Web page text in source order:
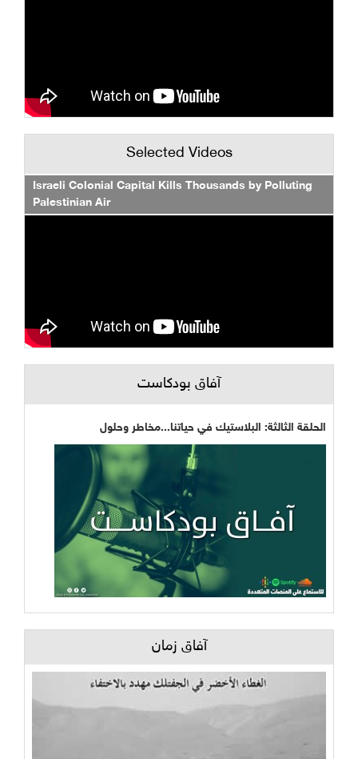
Selected Videos
Israeli Colonial Capital Kills Thousands by Polluting
Palestinian Air
آفاق بودكاست
الحلقة الثالثة: البلاستيك في حياتنا...مخاطر وحلول
آفاق زمان